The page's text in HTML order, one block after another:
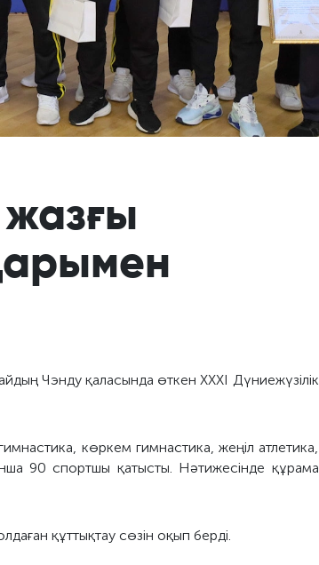
Чэнду қаласында өткен ХХХІ Дүниежүзілік
көркем гимнастика, жеңіл атлетика,
90 спортшы қатысты. Нәтижесінде құрама
құттықтау сөзін оқып берді.